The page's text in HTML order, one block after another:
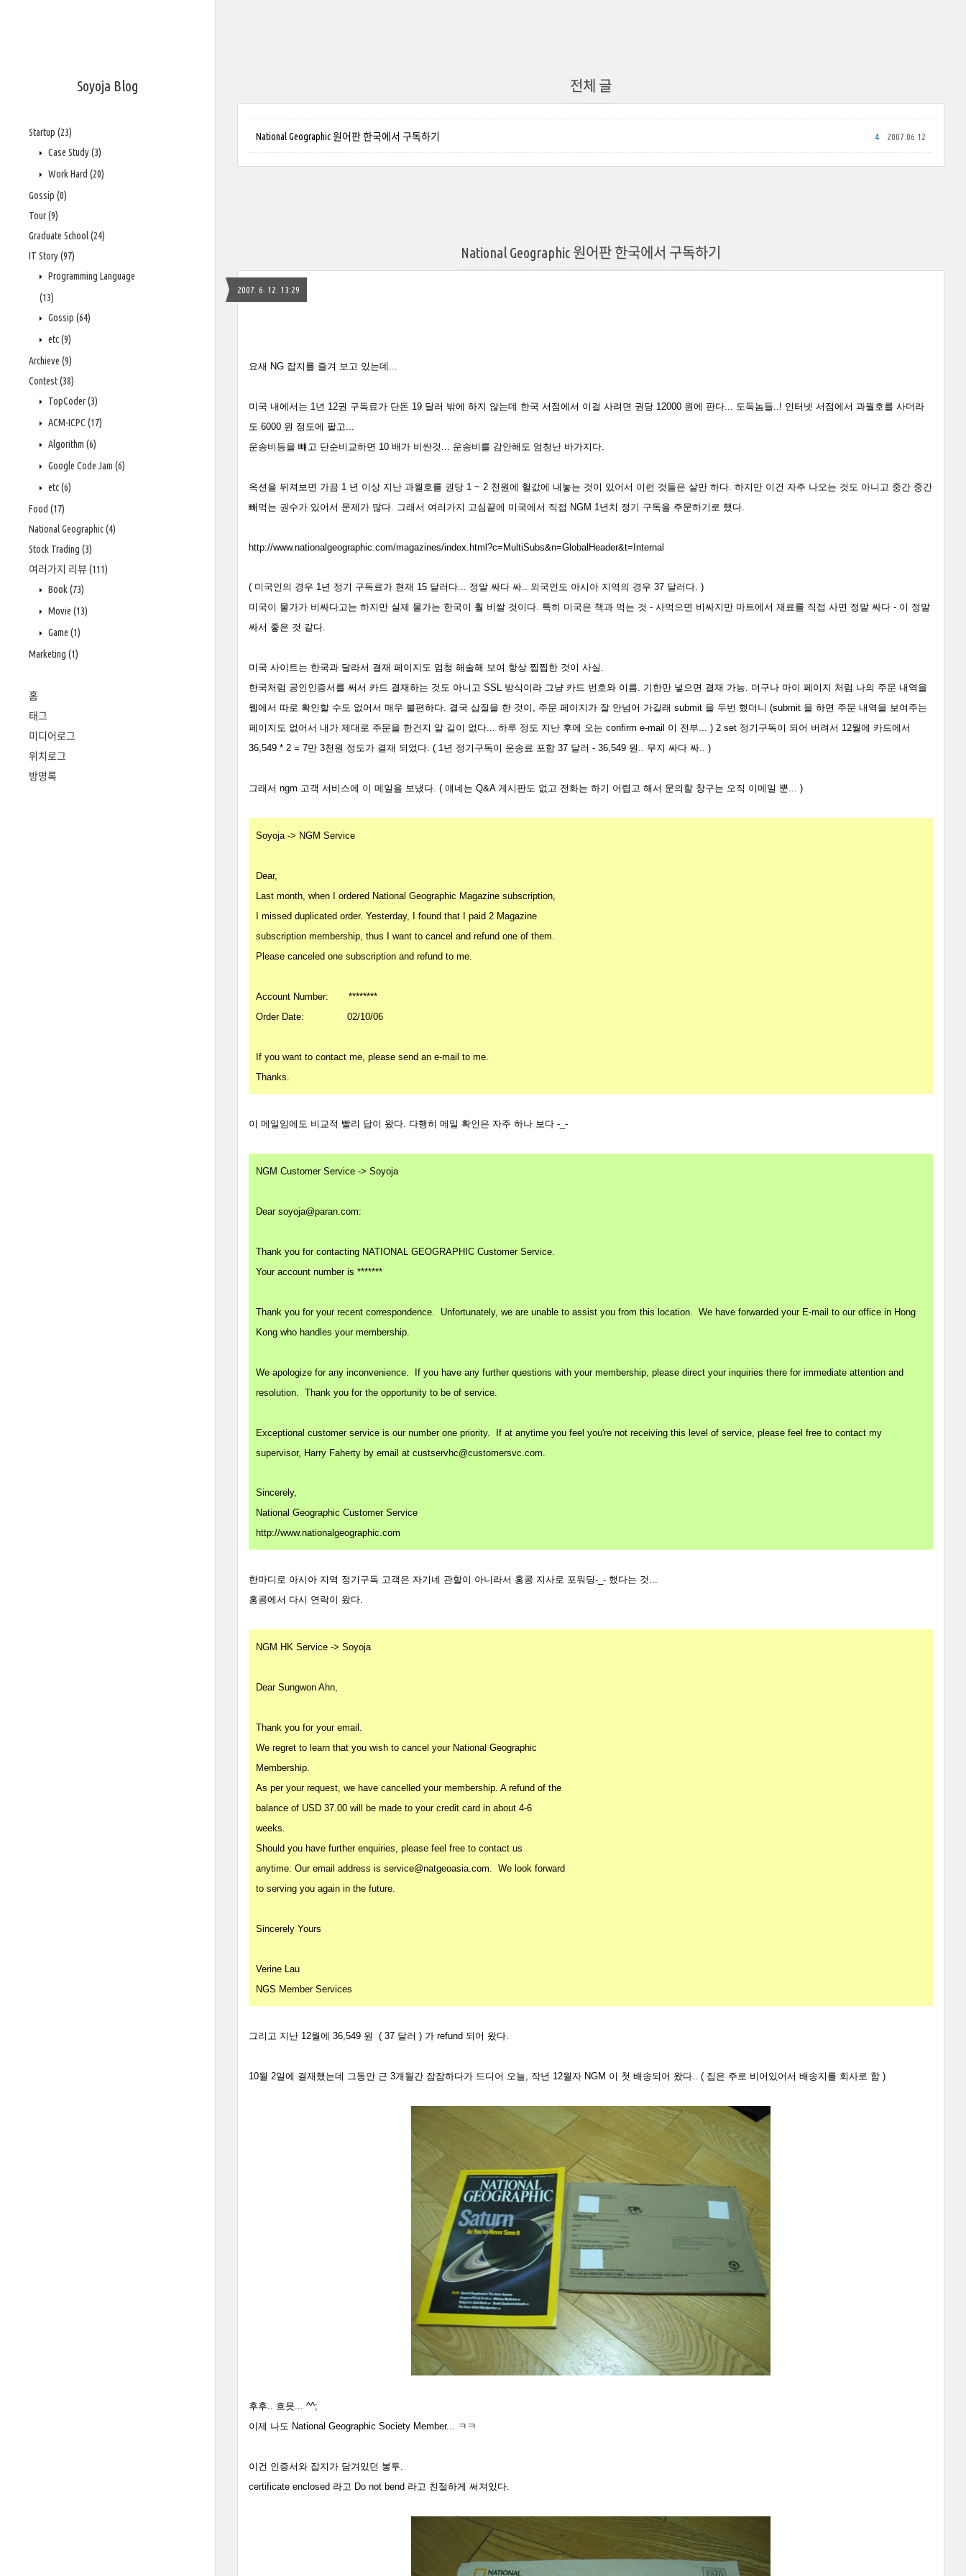
Soyoja Blog
Startup (23)
Case Study(3)
Work Hard (20)
Gossip (0)
Tour(9)
Graduate School(24)
IT Story(97)
Programming Language
(13)
Gossip (64)
etc(9)
Archieve (9)
Contest(38)
TopCoder(3)
ACM-ICPC (17)
Algorithm (6)
Google Code Jam (6)
etc(6)
Food (17)
National Geographic(4)
Stock Trading (3)
여러가지 리뷰 (111)
Book(73)
Movie (13)
Game (1)
Marketing (1)
홈
태그
미디어로그
위치로그
방명록
전체 글
National Geographic 원어판 한국에서 구독하기 2007.06.12
4
National Geographic 원어판 한국에서 구독하기
2007. 6. 12. 13:29
요새 NG 잡지를 즐겨 보고 있는데...
미국 내에서는 1년 12권 구독료가 단돈 19 달러 밖에 하지 않는데 한국 서점에서 이걸 사려면 권당 12000 원에 판다... 도둑놈들..! 인터넷 서점에서 과월호를 사더라
도 6000 원 정도에 팔고...
운송비등을 뺴고 단순비교하면 10 배가 비싼것... 운송비를 감안해도 엄청난 바가지다.
옥션을 뒤져보면 가끔 1 년 이상 지난 과월호를 권당 1 ~ 2 천원에 헐값에 내놓는 것이 있어서 이런 것들은 살만 하다. 하지만 이건 자주 나오는 것도 아니고 중간 중간
빼먹는 권수가 있어서 문제가 많다. 그래서 여러가지 고심끝에 미국에서 직접 NGM 1년치 정기 구독을 주문하기로 했다.
http://www.nationalgeographic.com/magazines/index.html?c=MultiSubs&n=GlobalHeader&t=Internal
( 미국인의 경우 1년 정기 구독료가 현재 15 달러다... 정말 싸다 싸.. 외국인도 아시아 지역의 경우 37 달러다. )
미국이 물가가 비싸다고는 하지만 실제 물가는 한국이 훨 비쌀 것이다. 특히 미국은 책과 먹는 것 - 사먹으면 비싸지만 마트에서 재료를 직접 사면 정말 싸다 - 이 정말
싸서 좋은 것 같다.
미국 사이트는 한국과 달라서 결재 페이지도 엄청 해술해 보여 항상 찝찝한 것이 사실.
한국처럼 공인인증서를 써서 카드 결재하는 것도 아니고 SSL 방식이라 그냥 카드 번호와 이름. 기한만 넣으면 결재 가능. 더구나 마이 페이지 처럼 나의 주문 내역을
웹에서 따로 확인할 수도 없어서 매우 불편하다. 결국 삽질을 한 것이, 주문 페이지가 잘 안넘어 가길래 submit 을 두번 했더니 (submit 을 하면 주문 내역을 보여주는
페이지도 없어서 내가 제대로 주문을 한건지 알 길이 없다... 하루 정도 지난 후에 오는 confirm e-mail 이 전부... ) 2 set 정기구독이 되어 버려서 12월에 카드에서
36,549 * 2 = 7만 3천원 정도가 결재 되었다. ( 1년 정기구독이 운송료 포함 37 달러 - 36,549 원.. 무지 싸다 싸.. )
그래서 ngm 고객 서비스에 이 메일을 보냈다. ( 얘네는 Q&A 게시판도 없고 전화는 하기 어렵고 해서 문의할 창구는 오직 이메일 뿐... )
Soyoja -> NGM Service
Dear,
Last month, when I ordered National Geographic Magazine subscription,
I missed duplicated order. Yesterday, I found that I paid 2 Magazine
subscription membership, thus I want to cancel and refund one of them.
Please canceled one subscription and refund to me.
Account Number: ********
Order Date: 02/10/06
If you want to contact me, please send an e-mail to me.
Thanks.
이 메일임에도 비교적 빨리 답이 왔다. 다행히 메일 확인은 자주 하나 보다 -_-
NGM Customer Service -> Soyoja
Dear soyoja@paran.com:
Thank you for contacting NATIONAL GEOGRAPHIC Customer Service.
Your account number is *******
Thank you for your recent correspondence. Unfortunately, we are unable to assist you from this location. We have forwarded your E-mail to our office in Hong
Kong who handles your membership.
We apologize for any inconvenience. If you have any further questions with your membership, please direct your inquiries there for immediate attention and
resolution. Thank you for the opportunity to be of service.
Exceptional customer service is our number one priority. If at anytime you feel you're not receiving this level of service, please feel free to contact my
supervisor, Harry Faherty by email at custservhc@customersvc.com.
Sincerely,
National Geographic Customer Service
http://www.nationalgeographic.com
한마디로 아시아 지역 정기구독 고객은 자기네 관할이 아니라서 홍콩 지사로 포워딩-_- 했다는 것...
홍콩에서 다시 연락이 왔다.
NGM HK Service -> Soyoja
Dear Sungwon Ahn,
Thank you for your email.
We regret to learn that you wish to cancel your National Geographic
Membership.
As per your request, we have cancelled your membership. A refund of the
balance of USD 37.00 will be made to your credit card in about 4-6
weeks.
Should you have further enquiries, please feel free to contact us
anytime. Our email address is service@natgeoasia.com. We look forward
to serving you again in the future.
Sincerely Yours
Verine Lau
NGS Member Services
그리고 지난 12월에 36,549 원 ( 37 달러 ) 가 refund 되어 왔다.
10월 2일에 결재했는데 그동안 근 3개월간 잠잠하다가 드디어 오늘, 작년 12월자 NGM 이 첫 배송되어 왔다.. ( 집은 주로 비어있어서 배송지를 회사로 함 )
후후.. 흐믓... ^^;
이제 나도 National Geographic Society Member... ㅋㅋ
이건 인증서와 잡지가 담겨있던 봉투.
certificate enclosed 라고 Do not bend 라고 친절하게 써져있다.